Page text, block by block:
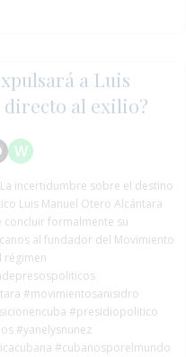
a Luis
directo al exilio?
La incertidumbre sobre el destino
Luis Manuel Otero Alcántara
concluir formalmente su
al fundador del Movimiento
régimen
#movimientosanisidro
#presidiopolitico
#yanelysnunez
#cubanosporelmundo